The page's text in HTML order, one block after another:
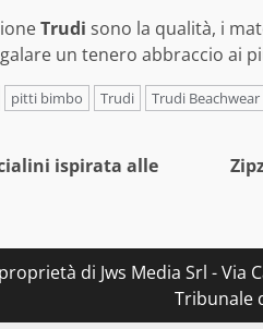
Trudi sono la qualità, i
un tenero abbraccio ai
pitti bimbo Trudi Trudi Beachwear
ispirata alle
di Jws Media Srl - Via
Tribunale